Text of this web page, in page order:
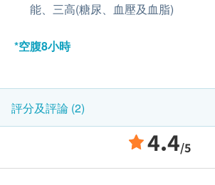
能、三高(糖尿、血壓及血脂)
*空腹8小時
評分及評論 (2)
4.4/5